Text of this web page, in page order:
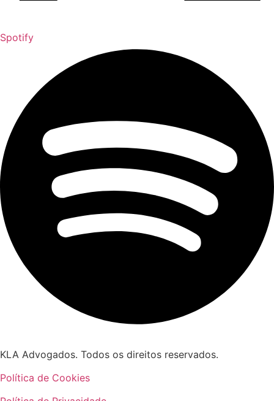
Spotify
KLA Advogados. Todos os direitos reservados.
Política de Cookies